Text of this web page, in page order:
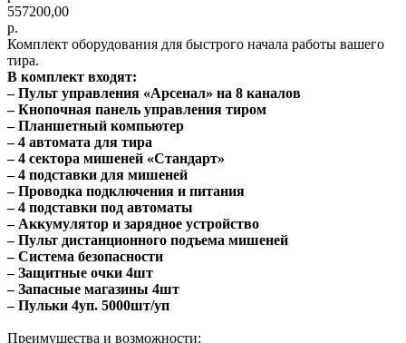
557200,00
р.
Комплект оборудования для быстрого начала работы вашего
тира.
В комплект входят:
– Пульт управления «Арсенал» на 8 каналов
– Кнопочная панель управления тиром
– Планшетный компьютер
– 4 автомата для тира
– 4 сектора мишеней «Стандарт»
– 4 подставки для мишеней
– Проводка подключения и питания
– 4 подставки под автоматы
– Аккумулятор и зарядное устройство
– Пульт дистанционного подъема мишеней
– Система безопасности
– Защитные очки 4шт
– Запасные магазины 4шт
– Пульки 4уп. 5000шт/уп
Преимущества и возможности: